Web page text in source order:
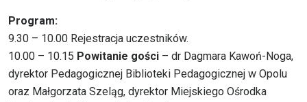
Program:
9.30 – 10.00 Rejestracja uczestników.
10.00 – 10.15 Powitanie gości – dr Dagmara Kawoń-Noga,
dyrektor Pedagogicznej Biblioteki Pedagogicznej w Opolu
oraz Małgorzata Szeląg, dyrektor Miejskiego Ośrodka